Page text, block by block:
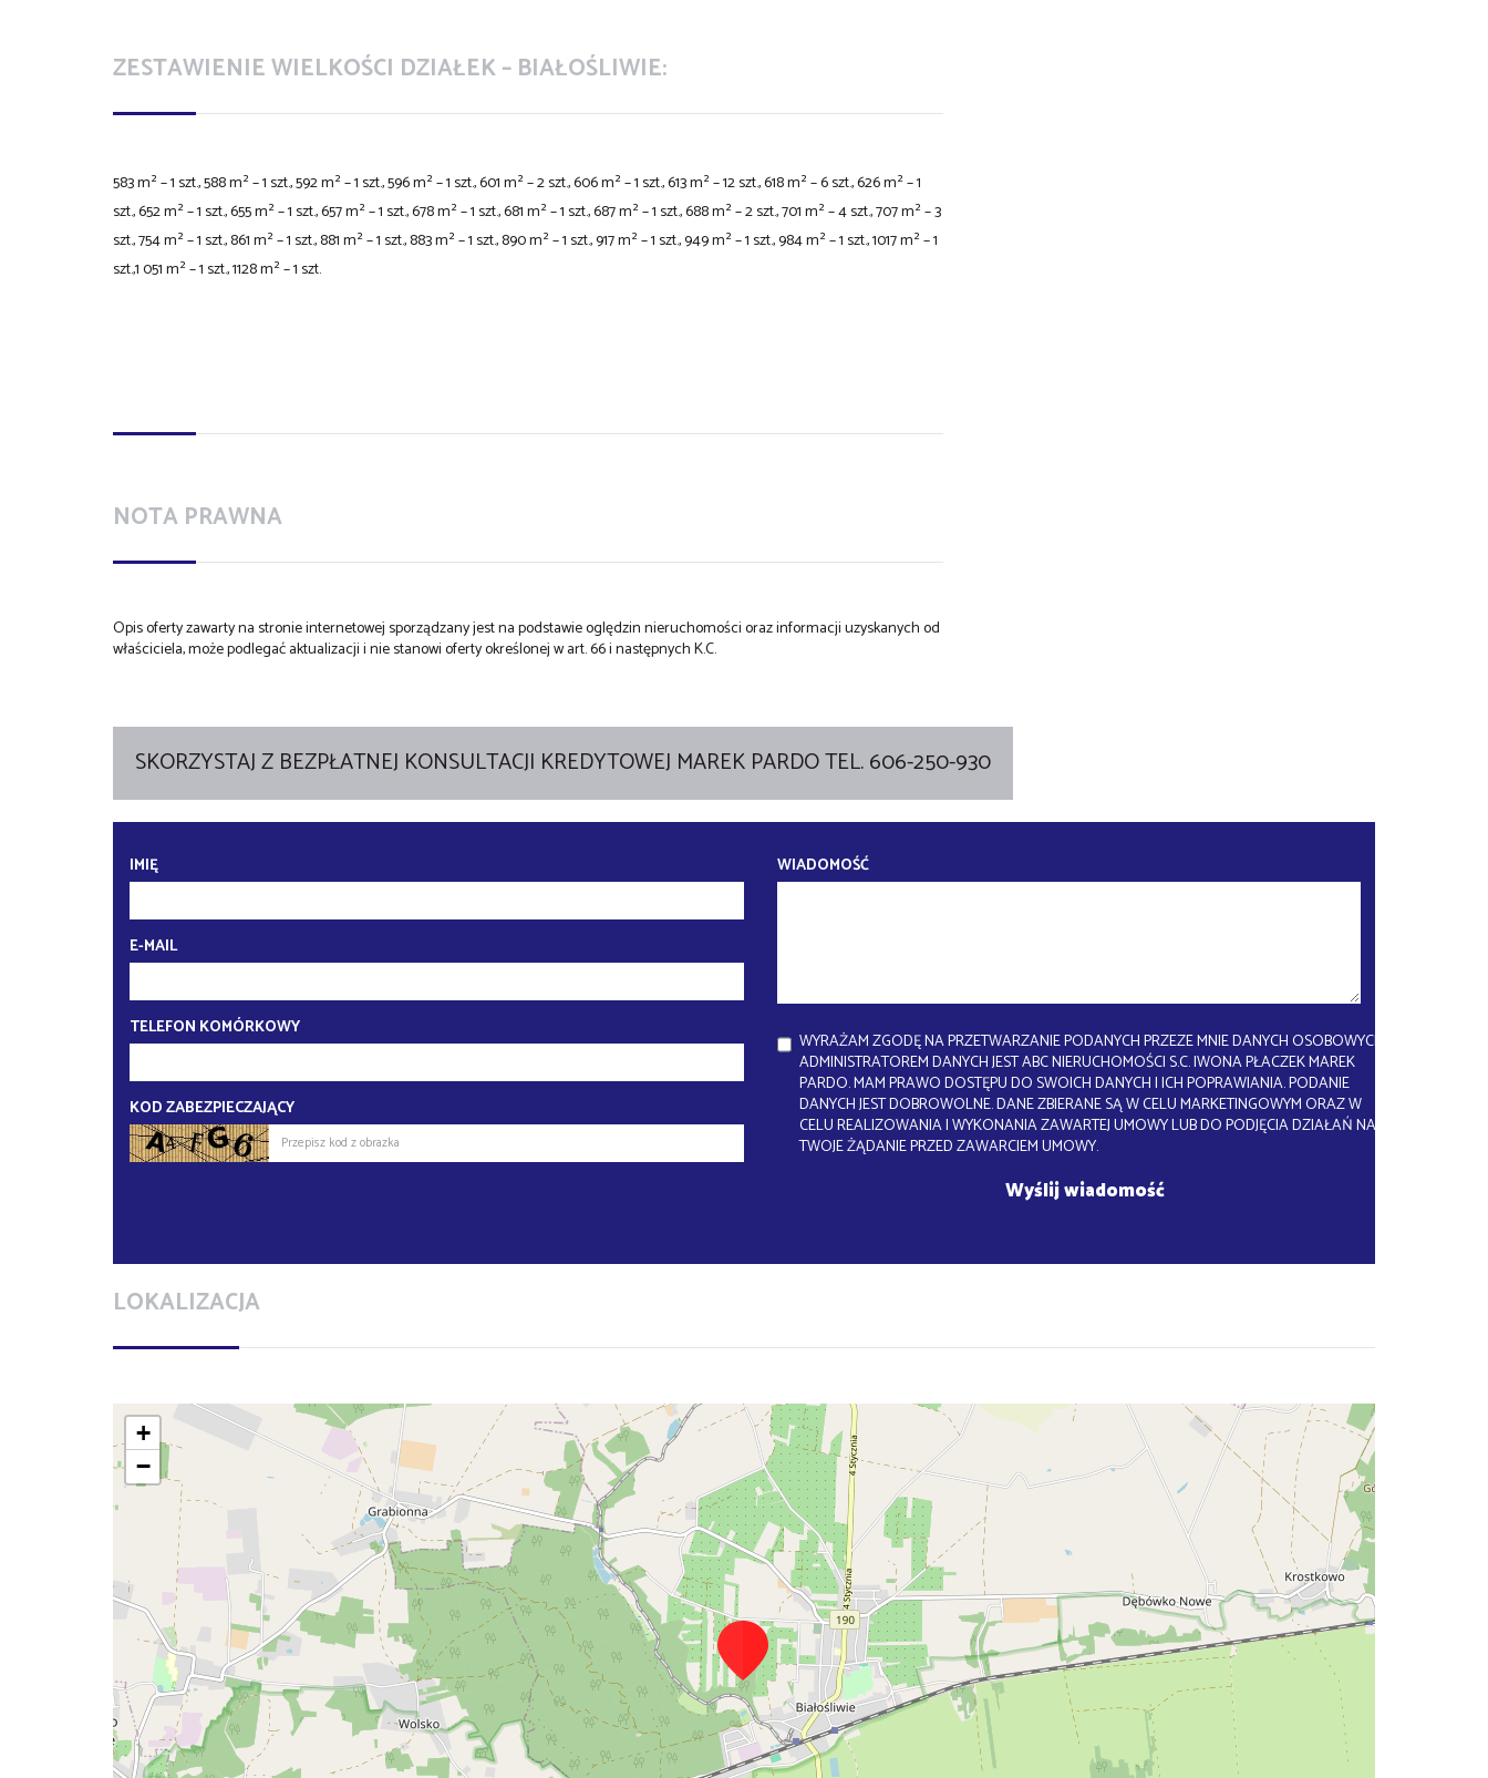
ZESTAWIENIE WIELKOŚCI DZIAŁEK – BIAŁOŚLIWIE:
583 m² – 1 szt., 588 m² – 1 szt., 592 m² – 1 szt., 596 m² – 1 szt., 601 m² – 2 szt., 606 m² – 1 szt., 613 m² – 12 szt., 618 m² – 6 szt., 626 m² – 1
szt., 652 m² – 1 szt., 655 m² – 1 szt., 657 m² – 1 szt., 678 m² – 1 szt., 681 m² – 1 szt., 687 m² – 1 szt., 688 m² – 2 szt., 701 m² – 4 szt., 707 m² – 3
szt., 754 m² – 1 szt., 861 m² – 1 szt., 881 m² – 1 szt., 883 m² – 1 szt., 890 m² – 1 szt., 917 m² – 1 szt., 949 m² – 1 szt., 984 m² – 1 szt., 1017 m² – 1
szt.,1 051 m² – 1 szt., 1128 m² – 1 szt.
NOTA PRAWNA
Opis oferty zawarty na stronie internetowej sporządzany jest na podstawie oględzin nieruchomości oraz informacji uzyskanych od
właściciela, może podlegać aktualizacji i nie stanowi oferty określonej w art. 66 i następnych K.C.
SKORZYSTAJ Z BEZPŁATNEJ KONSULTACJI KREDYTOWEJ MAREK PARDO TEL. 606-250-930
IMIĘ
E-MAIL
TELEFON KOMÓRKOWY
KOD ZABEZPIECZAJĄCY
WIADOMOŚĆ
WYRAŻAM ZGODĘ NA PRZETWARZANIE PODANYCH PRZEZE MNIE DANYCH OSOBOWYCH.
ADMINISTRATOREM DANYCH JEST ABC NIERUCHOMOŚCI S.C. IWONA PŁACZEK MAREK
PARDO. MAM PRAWO DOSTĘPU DO SWOICH DANYCH I ICH POPRAWIANIA. PODANIE
DANYCH JEST DOBROWOLNE. DANE ZBIERANE SĄ W CELU MARKETINGOWYM ORAZ W
CELU REALIZOWANIA I WYKONANIA ZAWARTEJ UMOWY LUB DO PODJĘCIA DZIAŁAŃ NA
TWOJE ŻĄDANIE PRZED ZAWARCIEM UMOWY.
LOKALIZACJA
+
−